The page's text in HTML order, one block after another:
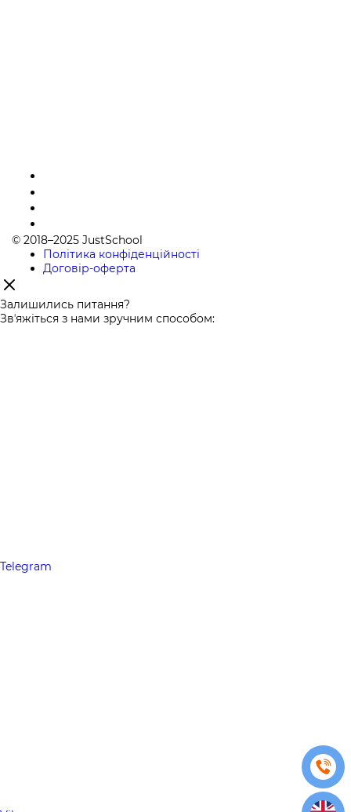
© 2018–2025 JustSchool
Політика конфіденційності
Договір-оферта
Залишились питання?
Звʼяжіться з нами зручним способом:
Telegram